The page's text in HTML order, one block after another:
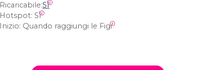
Ricaricabile:SÌ
Hotspot: SÌ
Inizio: Quando raggiungi le Figi